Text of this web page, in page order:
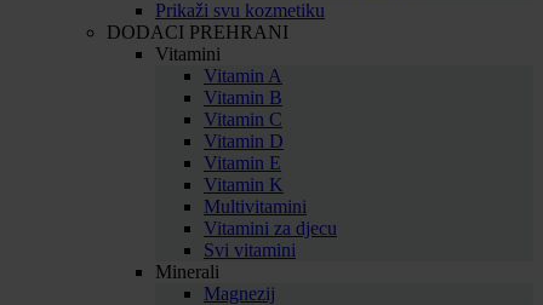
Prikaži svu kozmetiku
DODACI PREHRANI
Vitamini
Vitamin A
Vitamin B
Vitamin C
Vitamin D
Vitamin E
Vitamin K
Multivitamini
Vitamini za djecu
Svi vitamini
Minerali
Magnezij